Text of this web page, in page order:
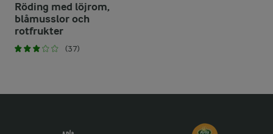
Röding med löjrom,
blåmusslor och
rotfrukter
(37)